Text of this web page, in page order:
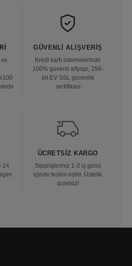
GÜVENLI ALIŞVERIŞ
Kredi kartı ödemelerinde
100% güvenli altyapı, 256-
bit EV SSL güvenlik
sertifikası
14
ÜCRETSIZ KARGO
Siparişleriniz 1-3 iş günü
içinde teslim edilir. Üstelik
ücretsiz!